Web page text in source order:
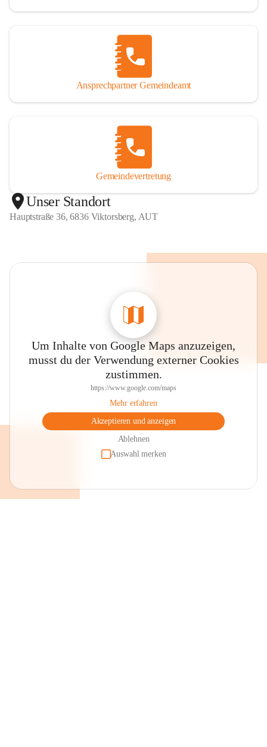
Ansprechpartner Gemeindeamt
Gemeindevertretung
Unser Standort
Hauptstraße 36, 6836 Viktorsberg, AUT
Um Inhalte von Google Maps anzuzeigen,
musst du der Verwendung externer Cookies
zustimmen.
https://www.google.com/maps
Mehr erfahren
Akzeptieren und anzeigen
Ablehnen
Auswahl merken